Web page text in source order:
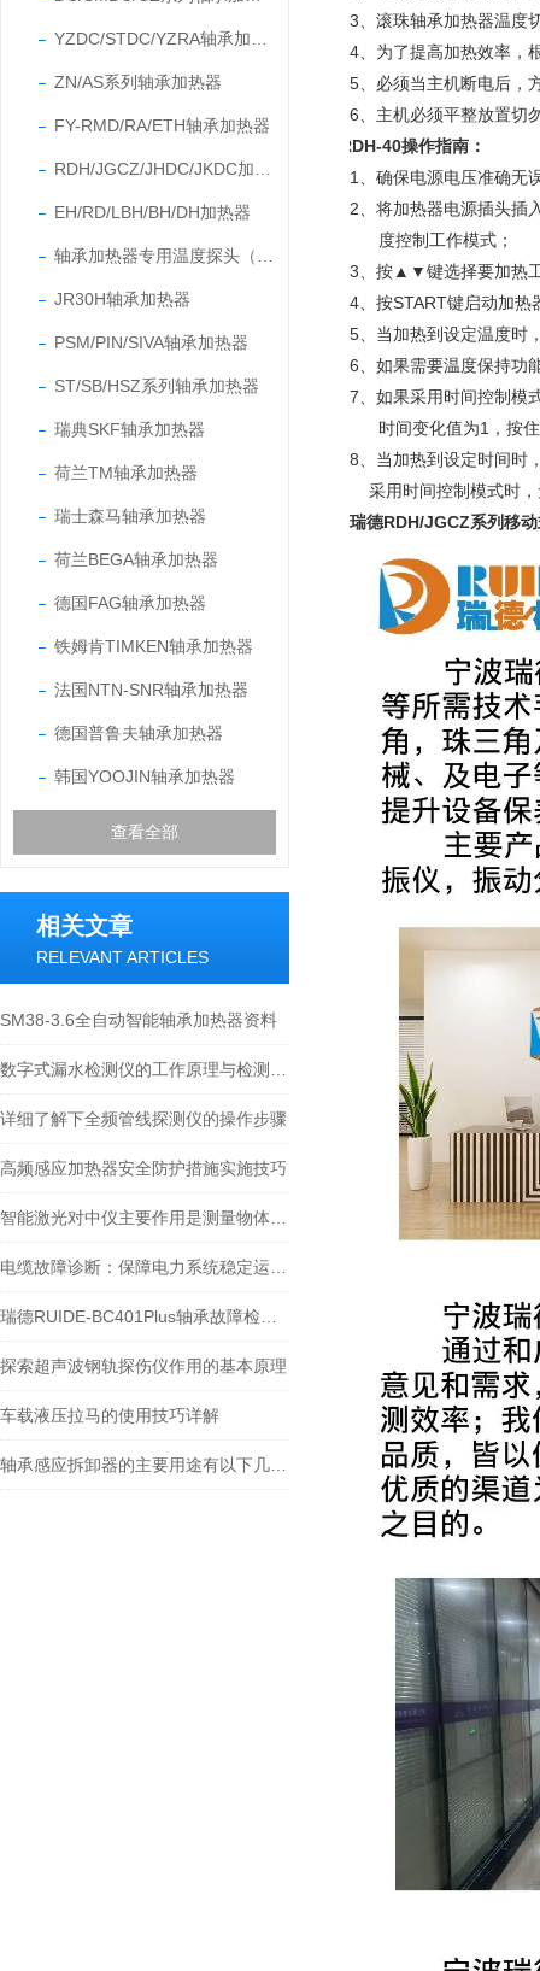
ZN/AS系列轴承加热器
FY-RMD/RA/ETH轴承加热器
EH/RD/LBH/BH/DH加热器
JR30H轴承加热器
PSM/PIN/SIVA轴承加热器
ST/SB/HSZ系列轴承加热器
瑞典SKF轴承加热器
荷兰TM轴承加热器
瑞士森马轴承加热器
荷兰BEGA轴承加热器
德国FAG轴承加热器
铁姆肯TIMKEN轴承加热器
法国NTN-SNR轴承加热器
德国普鲁夫轴承加热器
韩国YOOJIN轴承加热器
查看全部
相关文章
RELEVANT ARTICLES
SM38-3.6全自动智能轴承加热器资料
详细了解下全频管线探测仪的操作步骤
高频感应加热器安全防护措施实施技巧
探索超声波钢轨探伤仪作用的基本原理
车载液压拉马的使用技巧详解
3、滚珠轴承加热器温度
4、为了提高加热效率，
5、必须当主机断电后，
6、 主机必须平整放置切
RDH-40操作指南 ：
1、确保电源电压准确无
2、将加热器电源插头插
度控制工作模式；
3、按▲▼键选择要加热
4、按START键启动加热
5、当加热到设定温度时
6、如果需要温度保持功
7、如果采用时间控制模
时间变化值为1，按
8、当加热到设定时间时
采用时间控制模式时，
瑞德RDH/JGCZ系列移